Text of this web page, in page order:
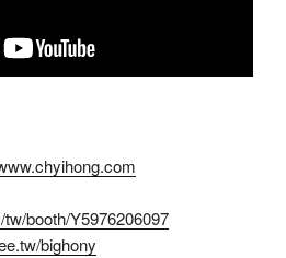
booth/Y5976206097
bighony